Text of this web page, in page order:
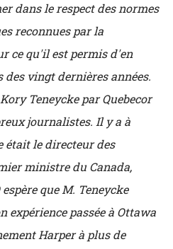
dans le respect des normes
reconnues par la
ce qu'il est permis d'en
des vingt dernières années.
Teneycke par Quebecor
journalistes. Il y a à
était le directeur des
ministre du Canada,
que M. Teneycke
expérience passée à Ottawa
Harper à plus de